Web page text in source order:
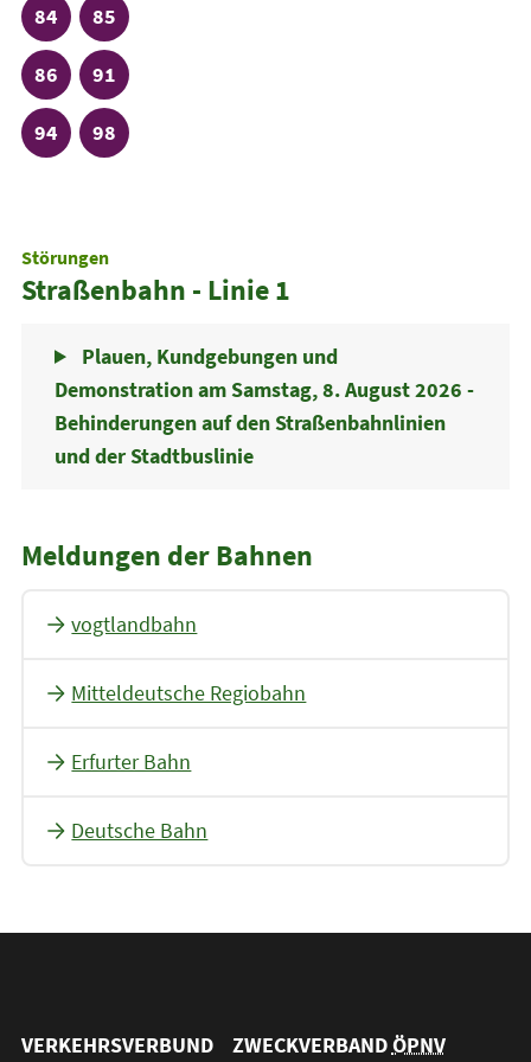
Linie
84 Linie
85
Linie
86 Linie
91
Linie
94 Linie
98
Störungen
Straßenbahn - Linie 1
Plauen, Kundgebungen und
Demonstration am Samstag, 8. August 2026 -
Behinderungen auf den Straßenbahnlinien
und der Stadtbuslinie
Meldungen der Bahnen
vogtlandbahn
Mitteldeutsche Regiobahn
Erfurter Bahn
Deutsche Bahn
VERKEHRSVERBUND
ZWECKVERBANDÖPNV